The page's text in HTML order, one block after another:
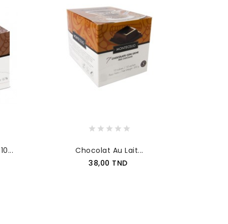
Chocolat Au Lait...
Prix
38,00 TND
AJOUTER AU PANIER